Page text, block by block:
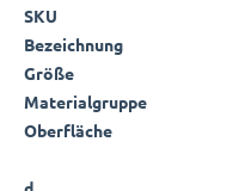
SKU
Bezeichnung
Größe
Materialgruppe
Oberfläche